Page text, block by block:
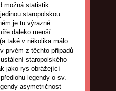
možná statistik
staropolskou
je tu výrazné
daleko menší
také v několika málo
prvém z těchto případů
staropolského
jako rys obrážející
legendy o sv.
asymetričnost